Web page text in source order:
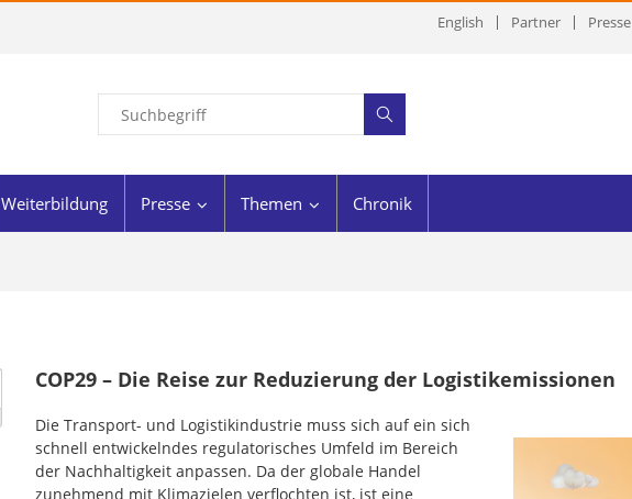
English Partner Presse
Weiterbildung Presse Themen Chronik
COP29 – Die Reise zur Reduzierung der Logistikemissionen
Die Transport- und Logistikindustrie muss sich auf ein sich
schnell entwickelndes regulatorisches Umfeld im Bereich
der Nachhaltigkeit anpassen. Da der globale Handel
zunehmend mit Klimazielen verflochten ist, ist eine